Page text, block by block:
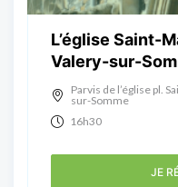
L’église Saint-
Valery-sur-
Parvis de l’église pl.
sur-Somme
16h30
JE